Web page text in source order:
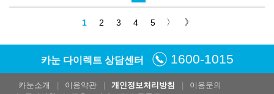
1 2 3 4 5
카눈 다이렉트 상담센터 1600-1015
카눈소개 이용약관 개인정보처리방침
이용문의